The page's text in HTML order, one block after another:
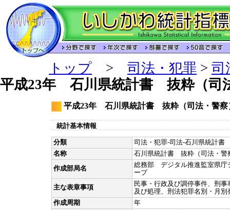
トップ > 司法・犯罪 > 司
平成23年 石川県統計書 抜粋（司
平成23年 石川県統計書 抜粋（司法・警察
統計基本情報
分類
司法・犯罪-司法-石川県統計書
名称
石川県統計書 抜粋（司法・警
作成部局名
総務部 デジタル推進監室県庁
ープ
主な表章事項
民事・行政及び調停事件、刑
及び処理、刑法犯罪名別・月
作成周期
年